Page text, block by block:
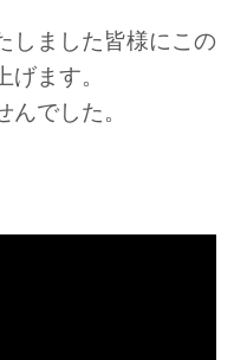
しました皆様にこの
ます。
でした。